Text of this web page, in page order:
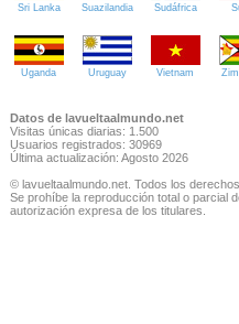
Sri Lanka Suazilandia Sudáfrica
Uganda Uruguay Vietnam
Datos de lavueltaalmundo.net
Visitas únicas diarias: 1.500
Usuarios registrados: 30969
Última actualización: Agosto 2026
© lavueltaalmundo.net. Todos los
Se prohíbe la reproducción total o parcial
autorización expresa de los titulares.